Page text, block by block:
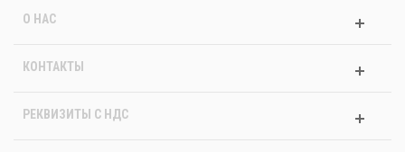
О НАС
КОНТАКТЫ
РЕКВИЗИТЫ C НДС